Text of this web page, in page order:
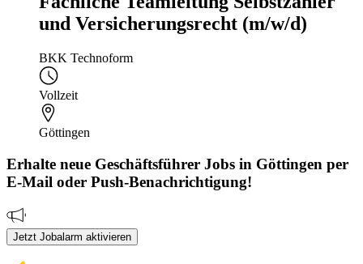
und Versicherungsrecht (m/w/d)
BKK Technoform
Vollzeit
Göttingen
Erhalte neue Geschäftsführer Jobs in Göttingen per
E-Mail oder Push-Benachrichtigung!
Jetzt Jobalarm aktivieren